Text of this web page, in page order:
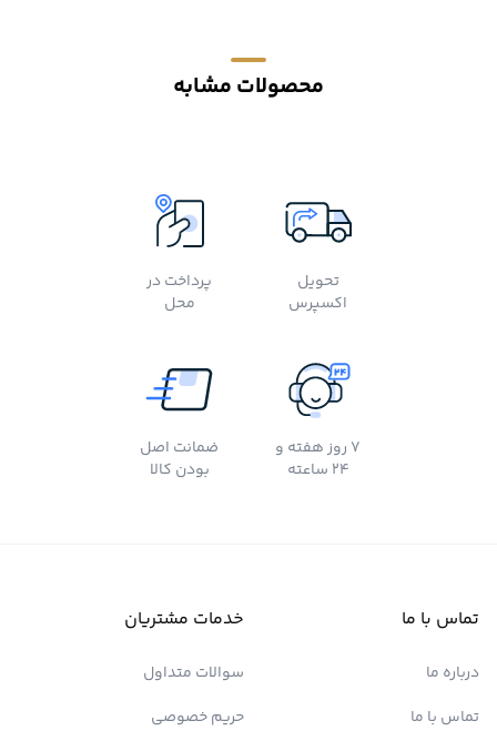
محصولات مشابه
تحویل
اکسپرس
پرداخت در
محل
7 روز هفته و
24 ساعته
ضمانت اصل
بودن کالا
تماس با ما
درباره ما
تماس با ما
خدمات مشتریان
سوالات متداول
حریم خصوصی